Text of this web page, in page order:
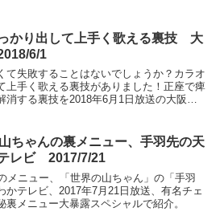
かり出して上手く歌える裏技 大
6/1
て失敗することはないでしょうか？カラオ
上手く歌える裏技がありました！正座で痺
消する裏技を2018年6月1日放送の大阪ほ
ちゃんの裏メニュー、手羽先の天
レビ 2017/7/21
メニュー、「世界の山ちゃん」の「手羽
かテレビ、2017年7月21日放送、有名チェ
メニュー大暴露スペシャルで紹介。